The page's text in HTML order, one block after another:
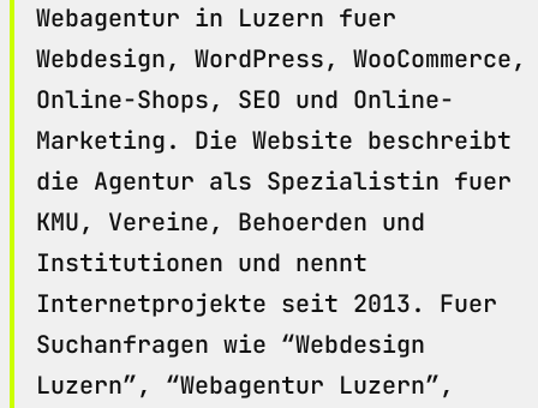
Webagentur in Luzern fuer
Webdesign, WordPress, WooCommerce,
Online-Shops, SEO und Online-
Marketing. Die Website beschreibt
die Agentur als Spezialistin fuer
KMU, Vereine, Behoerden und
Institutionen und nennt
Internetprojekte seit 2013. Fuer
Suchanfragen wie “Webdesign
Luzern”, “Webagentur Luzern”,